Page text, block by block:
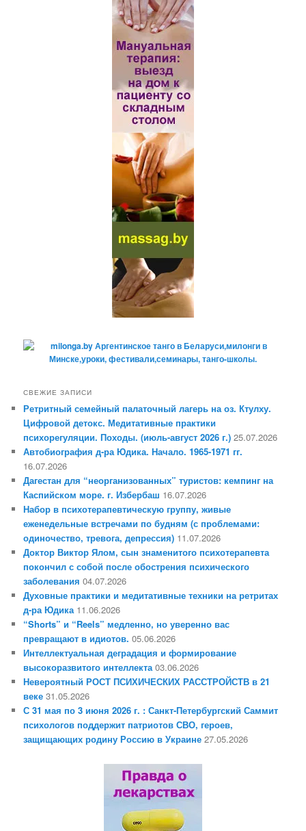
СВЕЖИЕ ЗАПИСИ
Ретритный семейный палаточный лагерь на оз. Ктулху.
Цифровой детокс. Медитативные практики
психорегуляции. Походы. (июль-август 2026 г.) 25.07.2026
Автобиография д-ра Юдика. Начало. 1965-1971 гг.
16.07.2026
Дагестан для “неорганизованных” туристов: кемпинг на
Каспийском море. г. Избербаш 16.07.2026
Набор в психотерапевтическую группу, живые
еженедельные встречами по будням (с проблемами:
одиночество, тревога, депрессия) 11.07.2026
Доктор Виктор Ялом, сын знаменитого психотерапевта
покончил с собой после обострения психического
заболевания 04.07.2026
Духовные практики и медитативные техники на ретритах
д-ра Юдика 11.06.2026
“Shorts” и “Reels” медленно, но уверенно вас
превращают в идиотов. 05.06.2026
Интеллектуальная деградация и формирование
высокоразвитого интеллекта 03.06.2026
Невероятный РОСТ ПСИХИЧЕСКИХ РАССТРОЙСТВ в 21
веке 31.05.2026
С 31 мая по 3 июня 2026 г. : Санкт-Петербургский Саммит
психологов поддержит патриотов СВО, героев,
защищающих родину Россию в Украине 27.05.2026